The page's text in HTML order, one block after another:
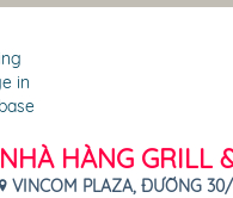
NHÀ HÀNG GRILL
VINCOM PLAZA, ĐƯỜNG